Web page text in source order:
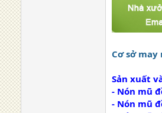
Cơ sở
Sản xuất
- Nón mũ
- Nón mũ